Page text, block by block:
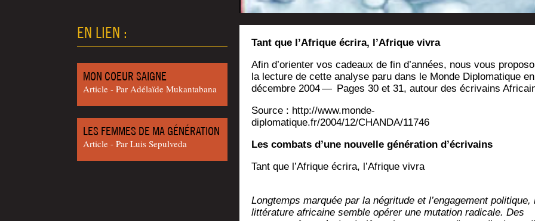
EN LIEN :
MON COEUR SAIGNE
Article - Par Adé­laïde Mukantabana
LES FEMMES DE MA GÉNÉRATION
Article - Par Luis Sepulveda
Tant que l’Afrique écrira, l’Afrique vivra
Afin d’o­rien­ter vos cadeaux de fin d’an­nées, nous vous
la lec­ture de cette ana­lyse paru dans le Monde Diplo­ma­tique en
décembre 2004 — Pages 30 et 31, autour des écri­vains
Source : http://www.monde-
diplomatique.fr/2004/12/CHANDA/11746
Les com­bats d’une nou­velle géné­ra­tion d’écrivains
Tant que l’Afrique écri­ra, l’Afrique vivra
Long­temps mar­quée par la négri­tude et l’engagement poli­tique,
lit­té­ra­ture afri­caine semble opé­rer une muta­tion radi­cale. Des